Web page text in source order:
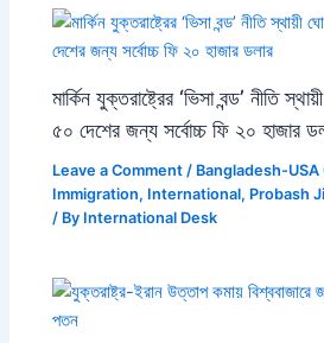
মার্কিন যুক্তরাষ্ট্রের ‘ভিসা বন্ড’ নীতি
৫০ দেশের জন্য সর্বোচ্চ ফি ২০ হাজার
Leave a Comment / Bangladesh-
Immigration, International, Probash
/ By International Desk